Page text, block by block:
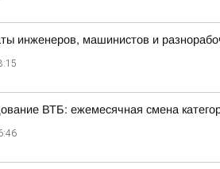
инженеров, машинистов и
ВТБ: ежемесячная смена